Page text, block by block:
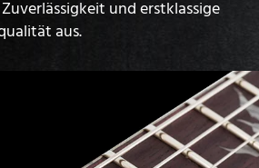
und erstklassige
aus.